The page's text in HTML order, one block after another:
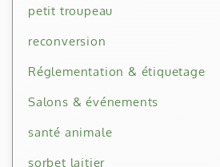
petit troupeau
reconversion
Réglementation & étiquetage
Salons & événements
santé animale
sorbet laitier